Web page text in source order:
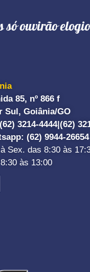
só ouvirão
85, nº 866 f
Sul, Goiânia/GO
(62) 3214-4444| (62)
: (62) 9944-26654
Sex. das 8:30 às
às 13:00